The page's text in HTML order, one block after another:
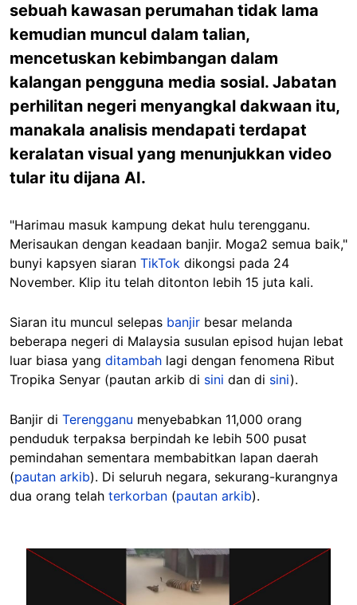
sebuah kawasan perumahan tidak lama
kemudian muncul dalam talian,
mencetuskan kebimbangan dalam
kalangan pengguna media sosial. Jabatan
perhilitan negeri menyangkal dakwaan itu,
manakala analisis mendapati terdapat
keralatan visual yang menunjukkan video
tular itu dijana AI.
"Harimau masuk kampung dekat hulu terengganu.
Merisaukan dengan keadaan banjir. Moga2 semua baik,"
bunyi kapsyen siaran TikTok dikongsi pada 24
November. Klip itu telah ditonton lebih 15 juta kali.
Siaran itu muncul selepas banjir besar melanda
beberapa negeri di Malaysia susulan episod hujan lebat
luar biasa yang ditambah lagi dengan fenomena Ribut
Tropika Senyar (pautan arkib di sini dan di sini).
Banjir di Terengganu menyebabkan 11,000 orang
penduduk terpaksa berpindah ke lebih 500 pusat
pemindahan sementara membabitkan lapan daerah
(pautan arkib). Di seluruh negara, sekurang-kurangnya
dua orang telah terkorban (pautan arkib).
Image